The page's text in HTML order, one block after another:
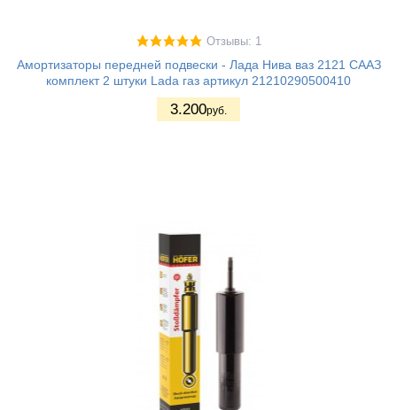
Отзывы: 1
Амортизаторы передней подвески - Лада Нива ваз 2121 СААЗ
комплект 2 штуки Lada газ артикул 21210290500410
3.200руб.